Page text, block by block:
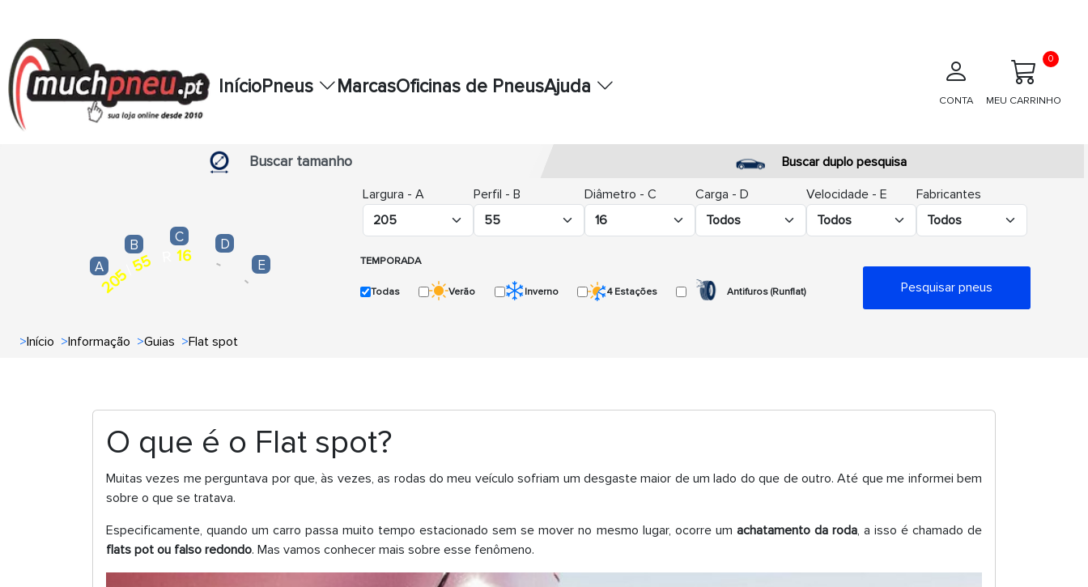
InícioPneus MarcasOficinas de PneusAjuda
CONTA MEU CARRINHO
0
Buscar tamanho Buscar duplo pesquisa
A
B C
D
E
205/55 16 -
-
Largura - A Perfil - B Diâmetro - C Carga - D Velocidade - E Fabricantes
TEMPORADA
Todas Verão Inverno 4 Estações Antifuros (Runflat) Pesquisar pneus
>Início >Informação >Guias >Flat spot
O que é o Flat spot?
Muitas vezes me perguntava por que, às vezes, as rodas do meu veículo sofriam um desgaste maior de um lado do que de outro. Até que me informei bem
sobre o que se tratava.
Especificamente, quando um carro passa muito tempo estacionado sem se mover no mesmo lugar, ocorre um achatamento da roda, a isso é chamado de
flats pot ou falso redondo. Mas vamos conhecer mais sobre esse fenômeno.